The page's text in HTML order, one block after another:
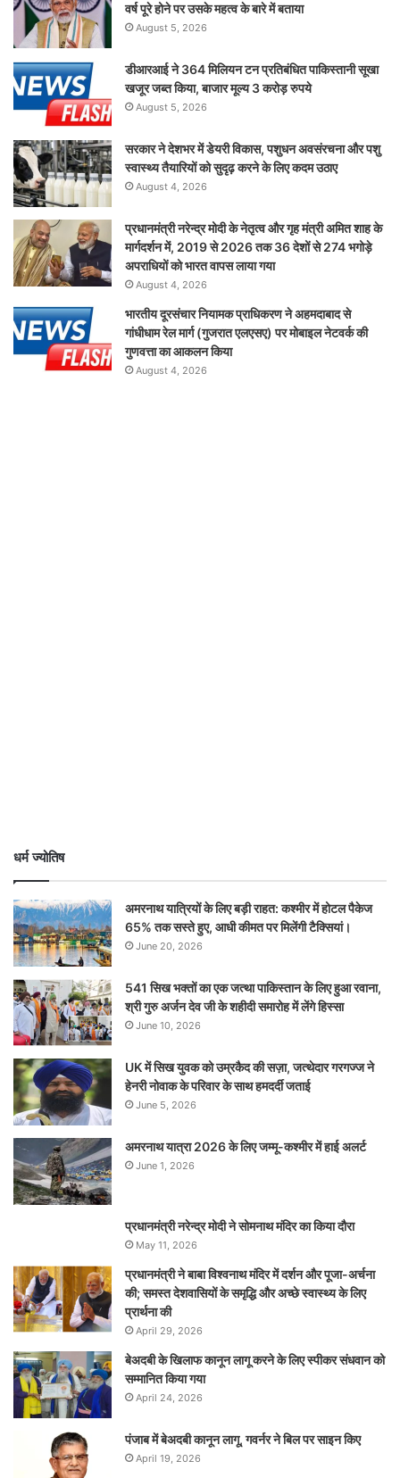
वर्ष पूरे होने पर उसके महत्व के बारे में बताया
August 5, 2026
डीआरआई ने 364 मिलियन टन प्रतिबंधित पाकिस्तानी सूखा
खजूर जब्त किया, बाजार मूल्य 3 करोड़ रुपये
August 5, 2026
सरकार ने देशभर में डेयरी विकास, पशुधन अवसंरचना और पशु
स्वास्थ्य तैयारियों को सुदृढ़ करने के लिए कदम उठाए
August 4, 2026
प्रधानमंत्री नरेन्द्र मोदी के नेतृत्व और गृह मंत्री अमित शाह के
मार्गदर्शन में, 2019 से 2026 तक 36 देशों से 274 भगोड़े
अपराधियों को भारत वापस लाया गया
August 4, 2026
भारतीय दूरसंचार नियामक प्राधिकरण ने अहमदाबाद से
गांधीधाम रेल मार्ग (गुजरात एलएसए) पर मोबाइल नेटवर्क की
गुणवत्ता का आकलन किया
August 4, 2026
धर्म ज्योतिष
अमरनाथ यात्रियों के लिए बड़ी राहत: कश्मीर में होटल पैकेज
65% तक सस्ते हुए, आधी कीमत पर मिलेंगी टैक्सियां।
June 20, 2026
541 सिख भक्तों का एक जत्था पाकिस्तान के लिए हुआ रवाना,
श्री गुरु अर्जन देव जी के शहीदी समारोह में लेंगे हिस्सा
June 10, 2026
UK में सिख युवक को उम्रकैद की सज़ा, जत्थेदार गरगज्ज ने
हेनरी नोवाक के परिवार के साथ हमदर्दी जताई
June 5, 2026
अमरनाथ यात्रा 2026 के लिए जम्मू-कश्मीर में हाई अलर्ट
June 1, 2026
प्रधानमंत्री नरेन्‍द्र मोदी ने सोमनाथ मंदिर का किया दौरा
May 11, 2026
प्रधानमंत्री ने बाबा विश्वनाथ मंदिर में दर्शन और पूजा-अर्चना
की; समस्‍त देशवासियों के समृद्धि और अच्छे स्वास्थ्य के लिए
प्रार्थना की
April 29, 2026
बेअदबी के खिलाफ कानून लागू करने के लिए स्पीकर संधवान को
सम्मानित किया गया
April 24, 2026
पंजाब में बेअदबी कानून लागू, गवर्नर ने बिल पर साइन किए
April 19, 2026